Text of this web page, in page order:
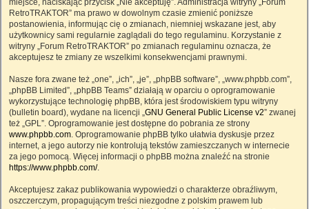
miejsce, naciskając przycisk „Nie akceptuję”. Administracja witryny „Forum
RetroTRAKTOR” ma prawo w dowolnym czasie zmienić poniższe
postanowienia, informując cię o zmianach, niemniej wskazane jest, aby
użytkownicy sami regularnie zaglądali do tego regulaminu. Korzystanie z
witryny „Forum RetroTRAKTOR” po zmianach regulaminu oznacza, że
akceptujesz te zmiany ze wszelkimi konsekwencjami prawnymi.
Nasze fora zwane też „one”, „ich”, „je”, „phpBB software”, „www.phpbb.com”,
„phpBB Limited”, „phpBB Teams” działają w oparciu o oprogramowanie
wykorzystujące technologię phpBB, która jest środowiskiem typu witryny
(bulletin board), wydane na licencji „GNU General Public License v2” zwanej
też „GPL”. Oprogramowanie jest dostępne do pobrania ze strony
www.phpbb.com. Oprogramowanie phpBB tylko ułatwia dyskusje przez
internet, a jego autorzy nie kontrolują tekstów zamieszczanych w internecie
za jego pomocą. Więcej informacji o phpBB można znaleźć na stronie
https://www.phpbb.com/.
Akceptujesz zakaz publikowania wypowiedzi o charakterze obraźliwym,
oszczerczym, propagującym treści niezgodne z polskim prawem lub